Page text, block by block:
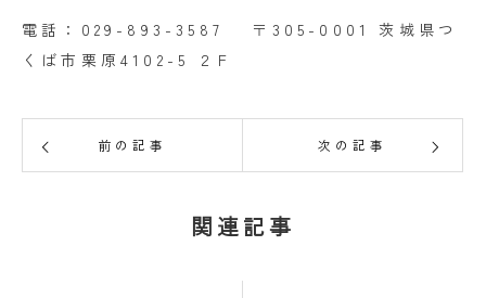
電話：029-893-3587 〒305-0001 茨城県つ
くば市栗原4102-5 ２F
前の記事 次の記事
関連記事